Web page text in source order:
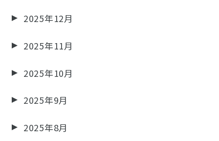
2025年12月
2025年11月
2025年10月
2025年9月
2025年8月